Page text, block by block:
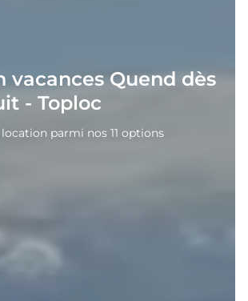
vacances Quend dès
- Toploc
parmi nos 11 options